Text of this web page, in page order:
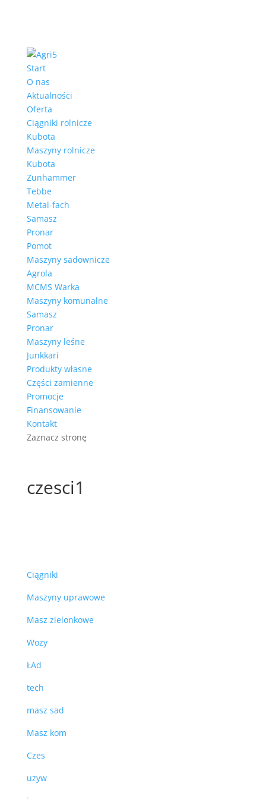
Start
O nas
Aktualności
Oferta
Ciągniki rolnicze
Kubota
Maszyny rolnicze
Kubota
Zunhammer
Tebbe
Metal-fach
Samasz
Pronar
Pomot
Maszyny sadownicze
Agrola
MCMS Warka
Maszyny komunalne
Samasz
Pronar
Maszyny leśne
Junkkari
Produkty własne
Części zamienne
Promocje
Finansowanie
Kontakt
Zaznacz stronę
czesci1
Ciągniki
Maszyny uprawowe
Masz zielonkowe
Wozy
ŁAd
tech
masz sad
Masz kom
Czes
uzyw